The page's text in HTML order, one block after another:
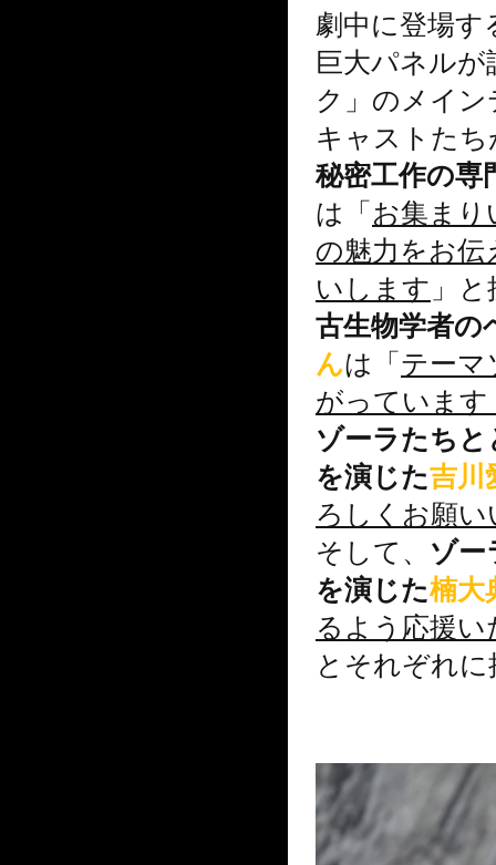
劇中に登場
巨大パネル
ク」のメイ
キャストた
秘密工作の
は「お集ま
の魅力をお
いします 」
古生物学者
んは「テー
がっています
ゾーラたち
を演じた吉川
ろしくお願
そして、 ゾ
を演じた楠大
るよう応援
とそれぞれ